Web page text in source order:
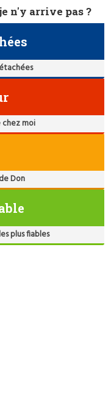
n'y arrive pas ?
chez moi
Don
plus fiables